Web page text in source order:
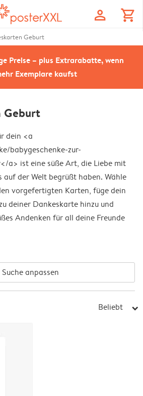
profile shopping_cart
Geburt
Preise – plus Extrarabatte, wenn
Exemplare kaufst
Geburt
dein <a
babygeschenke-zur-
a> ist eine süße Art, die Liebe mit
auf der Welt begrüßt haben. Wähle
vorgefertigten Karten, füge dein
deiner Dankeskarte hinzu und
Andenken für all deine Freunde
Suche anpassen
Beliebt arrow_right